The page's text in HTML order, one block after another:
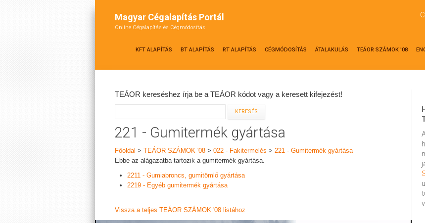
Magyar Cégalapítás Portál
Online Cégalapítás és Cégmódosítás
KFT ALAPÍTÁS BT ALAPÍTÁS RT ALAPÍTÁS CÉGMÓDOSÍTÁS ÁTALAKULÁS TEÁOR SZÁMOK '08
TEÁOR kereséshez írja be a TEÁOR kódot vagy a keresett kifejezést!
221 - Gumitermék gyártása
Főoldal > TEÁOR SZÁMOK '08 > 022 - Fakitermelés > 221 - Gumitermék gyártása
Ebbe az alágazatba tartozik a gumitermék gyártása.
2211 - Gumiabroncs, gumitömlő gyártása
2219 - Egyéb gumitermék gyártása
Vissza a teljes TEÁOR SZÁMOK '08 listához